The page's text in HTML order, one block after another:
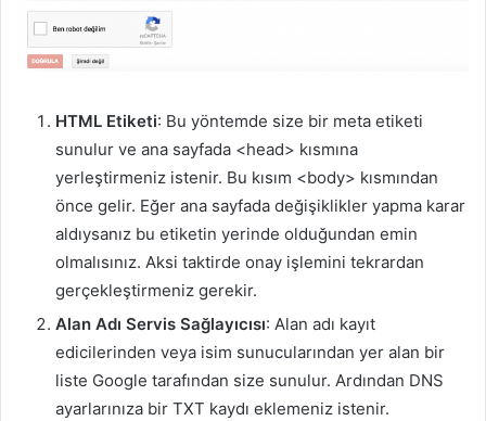
HTML Etiketi: Bu yöntemde size bir meta etiketi
sunulur ve ana sayfada <head> kısmına
yerleştirmeniz istenir. Bu kısım <body> kısmından
önce gelir. Eğer ana sayfada değişiklikler yapma karar
aldıysanız bu etiketin yerinde olduğundan emin
olmalısınız. Aksi taktirde onay işlemini tekrardan
gerçekleştirmeniz gerekir.
Alan Adı Servis Sağlayıcısı: Alan adı kayıt
edicilerinden veya isim sunucularından yer alan bir
liste Google tarafından size sunulur. Ardından DNS
ayarlarınıza bir TXT kaydı eklemeniz istenir.